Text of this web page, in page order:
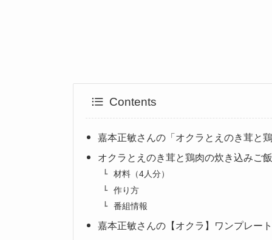
Contents
嘉本正敏さんの「オクラとえのき茸と
オクラとえのき茸と鶏肉の炊き込みご
材料（4人分）
作り方
番組情報
嘉本正敏さんの【オクラ】ワンプレー